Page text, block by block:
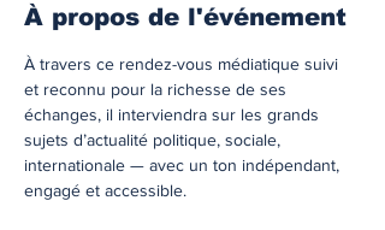
À propos de l'événement
À travers ce rendez-vous médiatique suivi
et reconnu pour la richesse de ses
échanges, il interviendra sur les grands
sujets d’actualité politique, sociale,
internationale — avec un ton indépendant,
engagé et accessible.